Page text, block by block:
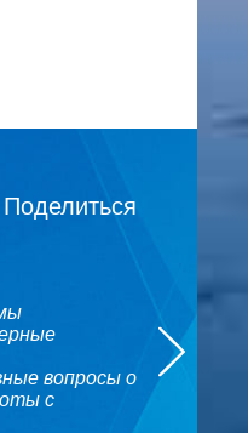
Поделиться
вопросы о
с